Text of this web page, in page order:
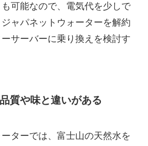
可能なので、電気代を少しで
ャパネットウォーターを解約
サーバーに乗り換えを検討す
質や味と違いがある
ターでは、富士山の天然水を